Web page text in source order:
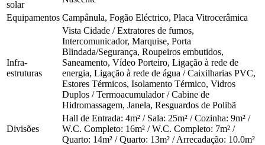
solar
Equipamentos Campânula, Fogão Eléctrico, Placa Vitrocerâmica
Infra-
estruturas
Vista Cidade / Extratores de fumos,
Intercomunicador, Marquise, Porta
Blindada/Segurança, Roupeiros embutidos,
Saneamento, Vídeo Porteiro, Ligação à rede de
energia, Ligação à rede de água / Caixilharias PVC,
Estores Térmicos, Isolamento Térmico, Vidros
Duplos / Termoacumulador / Cabine de
Hidromassagem, Janela, Resguardos de Polibã
Divisões
Hall de Entrada: 4m² / Sala: 25m² / Cozinha: 9m² /
W.C. Completo: 16m² / W.C. Completo: 7m² /
Quarto: 14m² / Quarto: 13m² / Arrecadação: 10.0m²